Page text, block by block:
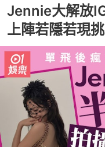
Jennie大解放
上陣若隱若現